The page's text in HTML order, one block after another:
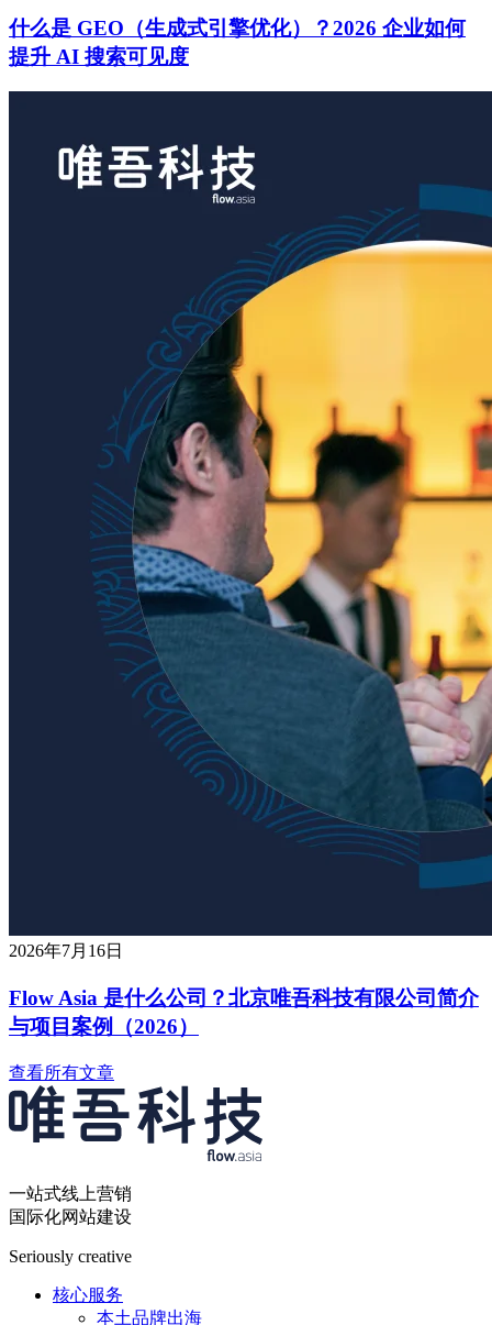
什么是 GEO（生成式引擎优化）？2026 企业如何
提升 AI 搜索可见度
2026年7月16日
Flow Asia 是什么公司？北京唯吾科技有限公司简介
与项目案例（2026）
查看所有文章
一站式线上营销
国际化网站建设
Seriously creative
核心服务
本土品牌出海